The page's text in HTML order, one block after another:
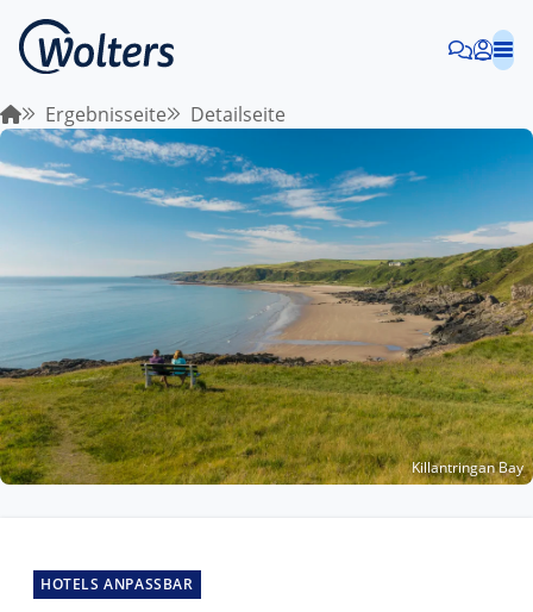
Ergebnisseite Detailseite
Killantringan Bay
HOTELS ANPASSBAR